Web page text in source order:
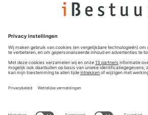
Privacyinstellingen